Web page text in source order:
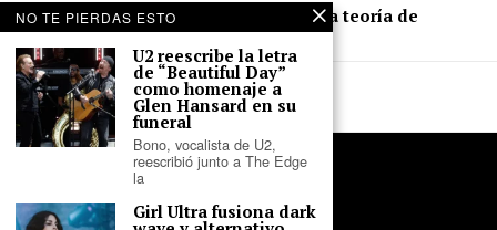
Autoridades de Seattle rechazan nueva teoría de
homicidio en el caso de Kurt Cobain
NO TE PIERDAS ESTO
U2 reescribe la letra
de “Beautiful Day”
como homenaje a
Glen Hansard en su
funeral
Bono, vocalista de U2,
reescribió junto a The Edge
la
Girl Ultra fusiona dark